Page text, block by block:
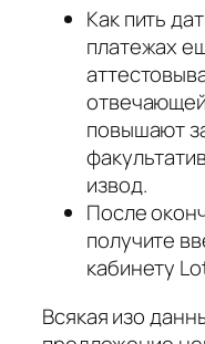
Как пить
платежах
повышают
извод.
После
получите
кабинету
Всякая изо